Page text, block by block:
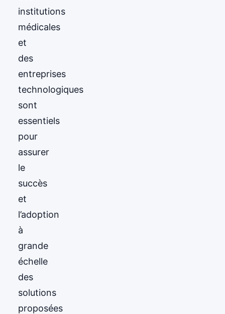
institutions
médicales
et
des
entreprises
technologiques
sont
essentiels
pour
assurer
le
succès
et
l’adoption
à
grande
échelle
des
solutions
proposées